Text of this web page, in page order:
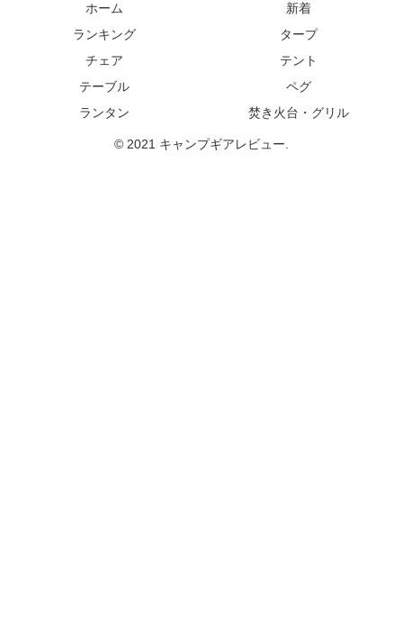
ホーム
新着
ランキング
タープ
チェア
テント
テーブル
ペグ
ランタン
焚き火台・グリル
© 2021 キャンプギアレビュー.